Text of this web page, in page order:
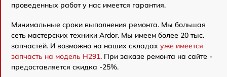
проведенных работ у нас имеется гарантия.
Минимальные сроки выполнения ремонта. Мы большая
сеть мастерских техники Ardor. Мы имеем более 20 тыс.
запчастей. И возможно на наших складах уже имеется
запчасть на модель H291. При заказе ремонта на сайте -
предоставляется скидка -25%.